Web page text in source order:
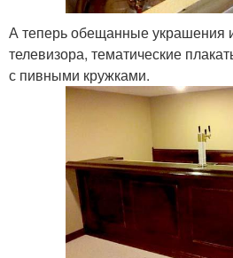
А теперь обещанные украшения
телевизора, тематические
с пивными кружками.